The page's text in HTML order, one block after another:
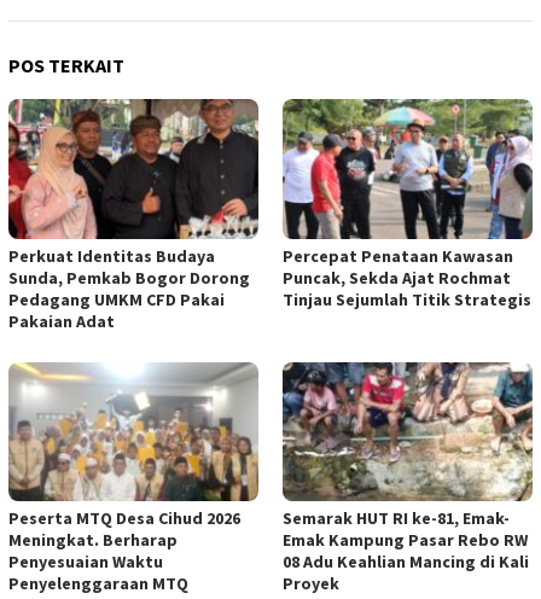
POS TERKAIT
Perkuat Identitas Budaya
Sunda, Pemkab Bogor Dorong
Pedagang UMKM CFD Pakai
Pakaian Adat ‎
‎Percepat Penataan Kawasan
Puncak, Sekda Ajat Rochmat
Tinjau Sejumlah Titik Strategis
Peserta MTQ Desa Cihud 2026
Meningkat. Berharap
Penyesuaian Waktu
Penyelenggaraan MTQ
Semarak HUT RI ke-81, Emak-
Emak Kampung Pasar Rebo RW
08 Adu Keahlian Mancing di Kali
Proyek ‎